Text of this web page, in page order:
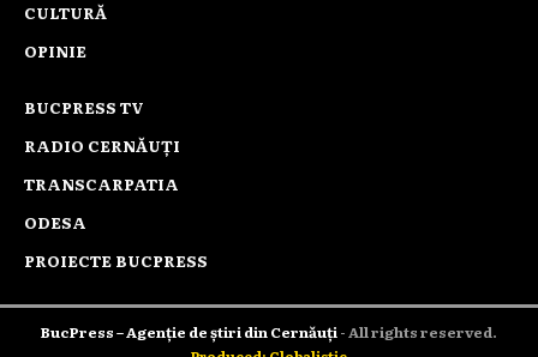
CULTURĂ
OPINIE
BUCPRESS TV
RADIO CERNĂUȚI
TRANSCARPATIA
ODESA
PROIECTE BUCPRESS
BucPress – Agenție de știri din Cernăuți- All rights reserved.